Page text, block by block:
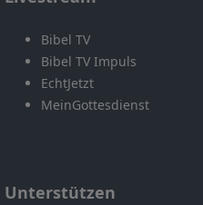
Bibel TV
Bibel TV Impuls
EchtJetzt
MeinGottesdienst
Unterstützen